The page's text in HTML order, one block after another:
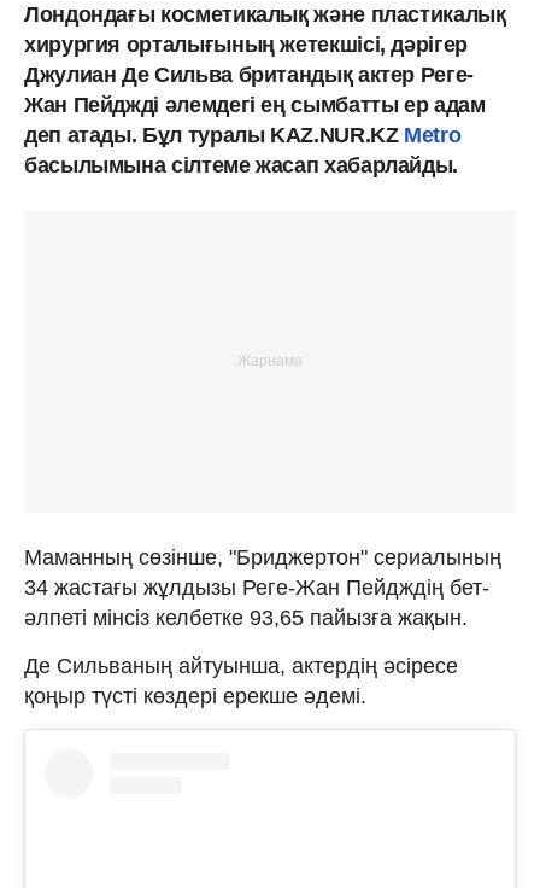
Лондондағы косметикалық және пластикалық
хирургия орталығының жетекшісі, дәрігер
Джулиан Де Сильва британдық актер Реге-
Жан Пейджді әлемдегі ең сымбатты ер адам
деп атады. Бұл туралы KAZ.NUR.KZ Metro
басылымына сілтеме жасап хабарлайды.
Маманның сөзінше, "Бриджертон" сериалының
34 жастағы жұлдызы Реге-Жан Пейдждің бет-
әлпеті мінсіз келбетке 93,65 пайызға ​​жақын.
Де Сильваның айтуынша, актердің әсіресе
қоңыр түсті көздері ерекше әдемі.